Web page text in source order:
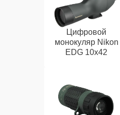
Цифровой
монокуляр Nikon
EDG 10x42